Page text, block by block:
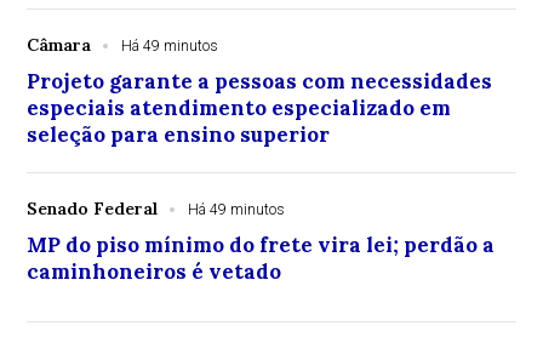
Câmara Há 49 minutos
Projeto garante a pessoas com necessidades
especiais atendimento especializado em
seleção para ensino superior
Senado Federal Há 49 minutos
MP do piso mínimo do frete vira lei; perdão a
caminhoneiros é vetado